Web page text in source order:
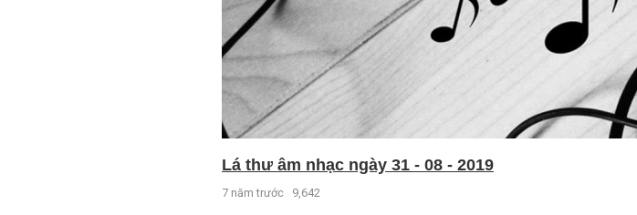
Lá thư âm nhạc ngày 31 - 08 - 2019
7 năm trước 9,642